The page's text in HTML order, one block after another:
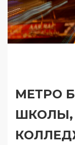
МЕТРО
ШКОЛЫ,